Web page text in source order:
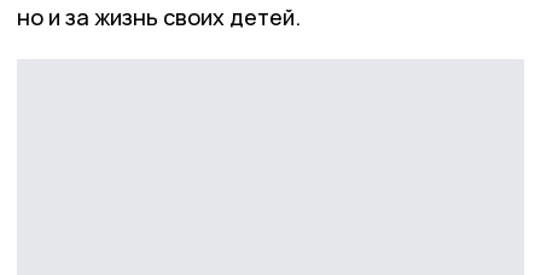
но и за жизнь своих детей.